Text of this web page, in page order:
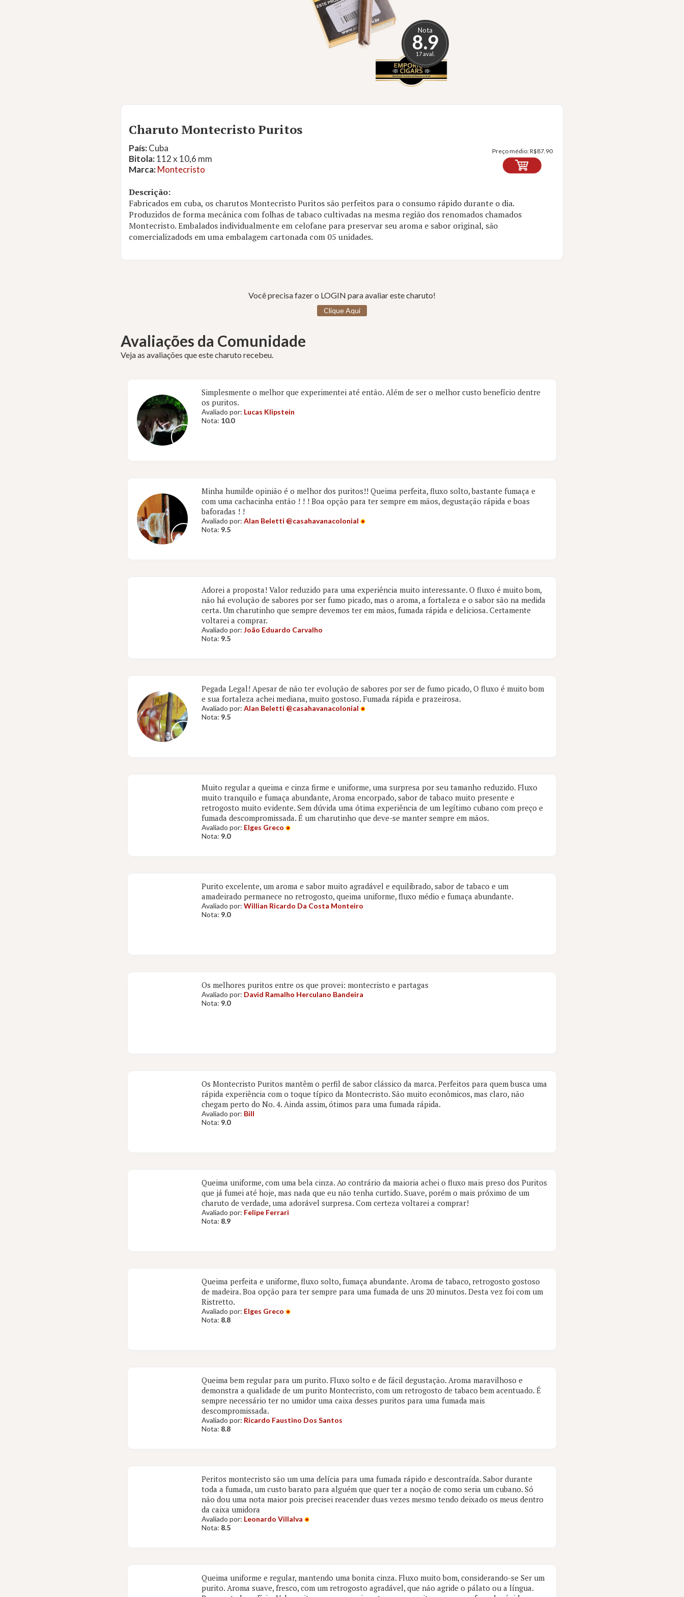
Nota
8.9
17 aval.
Charuto Montecristo Puritos
País:Cuba
Bitola:112 x 10,6 mm
Marca:Montecristo
Preço médio:R$87.90
Descrição:
Fabricados em cuba, os charutos Montecristo Puritos são perfeitos para o consumo rápido durante o dia.
Produzidos de forma mecânica com folhas de tabaco cultivadas na mesma região dos renomados chamados
Montecristo. Embalados individualmente em celofane para preservar seu aroma e sabor original, são
comercializadods em uma embalagem cartonada com 05 unidades.
Você precisa fazer o LOGIN para avaliar este charuto!
Clique Aqui
Avaliações da Comunidade
Veja as avaliações que este charuto recebeu.
Simplesmente o melhor que experimentei até então. Além de ser o melhor custo benefício dentre
os puritos.
Avaliado por: Lucas Klipstein
Nota: 10.0
Minha humilde opinião é o melhor dos puritos!! Queima perfeita, fluxo solto, bastante fumaça e
com uma cachacinha então ! ! ! Boa opção para ter sempre em mãos, degustação rápida e boas
baforadas ! !
Avaliado por:Alan Beletti @casahavanacolonial
Nota: 9.5
Adorei a proposta! Valor reduzido para uma experiência muito interessante. O fluxo é muito bom,
não há evolução de sabores por ser fumo picado, mas o aroma, a fortaleza e o sabor são na medida
certa. Um charutinho que sempre devemos ter em mãos, fumada rápida e deliciosa. Certamente
voltarei a comprar.
Avaliado por:João Eduardo Carvalho
Nota: 9.5
Pegada Legal! Apesar de não ter evolução de sabores por ser de fumo picado, O fluxo é muito bom
e sua fortaleza achei mediana, muito gostoso. Fumada rápida e prazeirosa.
Avaliado por:Alan Beletti @casahavanacolonial
Nota: 9.5
Muito regular a queima e cinza firme e uniforme, uma surpresa por seu tamanho reduzido. Fluxo
muito tranquilo e fumaça abundante, Aroma encorpado, sabor de tabaco muito presente e
retrogosto muito evidente. Sem dúvida uma ótima experiência de um legítimo cubano com preço e
fumada descompromissada. É um charutinho que deve-se manter sempre em mãos.
Avaliado por: Elges Greco
Nota: 9.0
Purito excelente, um aroma e sabor muito agradável e equilibrado, sabor de tabaco e um
amadeirado permanece no retrogosto, queima uniforme, fluxo médio e fumaça abundante.
Avaliado por:Willian Ricardo Da Costa Monteiro
Nota: 9.0
Os melhores puritos entre os que provei: montecristo e partagas
Avaliado por: David Ramalho Herculano Bandeira
Nota: 9.0
Os Montecristo Puritos mantêm o perfil de sabor clássico da marca. Perfeitos para quem busca uma
rápida experiência com o toque típico da Montecristo. São muito econômicos, mas claro, não
chegam perto do No. 4. Ainda assim, ótimos para uma fumada rápida.
Avaliado por: Bill
Nota: 9.0
Queima uniforme, com uma bela cinza. Ao contrário da maioria achei o fluxo mais preso dos Puritos
que já fumei até hoje, mas nada que eu não tenha curtido. Suave, porém o mais próximo de um
charuto de verdade, uma adorável surpresa. Com certeza voltarei a comprar!
Avaliado por: Felipe Ferrari
Nota: 8.9
Queima perfeita e uniforme, fluxo solto, fumaça abundante. Aroma de tabaco, retrogosto gostoso
de madeira. Boa opção para ter sempre para uma fumada de uns 20 minutos. Desta vez foi com um
Ristretto.
Avaliado por: Elges Greco
Nota: 8.8
Queima bem regular para um purito. Fluxo solto e de fácil degustação. Aroma maravilhoso e
demonstra a qualidade de um purito Montecristo, com um retrogosto de tabaco bem acentuado. É
sempre necessário ter no umidor uma caixa desses puritos para uma fumada mais
descompromissada.
Avaliado por: Ricardo Faustino Dos Santos
Nota: 8.8
Peritos montecristo são um uma delícia para uma fumada rápido e descontraída. Sabor durante
toda a fumada, um custo barato para alguém que quer ter a noção de como seria um cubano. Só
não dou uma nota maior pois precisei reacender duas vezes mesmo tendo deixado os meus dentro
da caixa umidora
Avaliado por: Leonardo Villalva
Nota: 8.5
Queima uniforme e regular, mantendo uma bonita cinza. Fluxo muito bom, considerando-se Ser um
purito. Aroma suave, fresco, com um retrogosto agradável, que não agride o pálato ou a língua.